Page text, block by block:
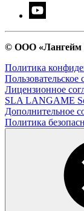
© ООО «Лангейм
Политика
Пользовательское
Лицензионное
SLA LANGAME
Дополнительное
Политика